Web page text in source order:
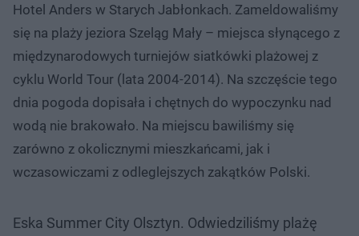
Hotel Anders w Starych Jabłonkach. Zameldowaliśmy
się na plaży jeziora Szeląg Mały – miejsca słynącego z
międzynarodowych turniejów siatkówki plażowej z
cyklu World Tour (lata 2004-2014). Na szczęście tego
dnia pogoda dopisała i chętnych do wypoczynku nad
wodą nie brakowało. Na miejscu bawiliśmy się
zarówno z okolicznymi mieszkańcami, jak i
wczasowiczami z odleglejszych zakątków Polski.
Eska Summer City Olsztyn. Odwiedziliśmy plażę